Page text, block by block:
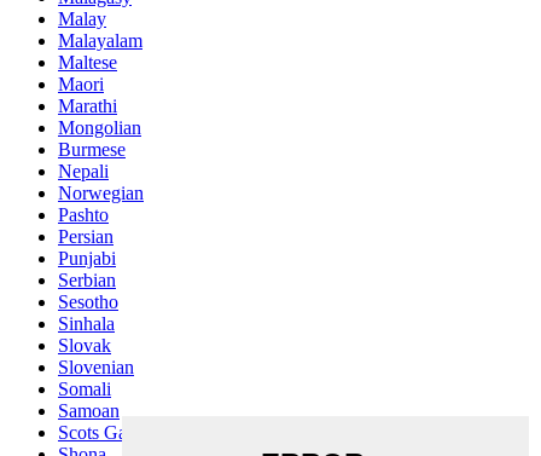
Malay
Malayalam
Maltese
Maori
Marathi
Mongolian
Burmese
Nepali
Norwegian
Pashto
Persian
Punjabi
Serbian
Sesotho
Sinhala
Slovak
Slovenian
Somali
Samoan
Scots Gaelic